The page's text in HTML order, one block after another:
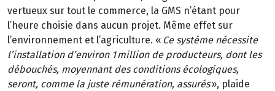
vertueux sur tout le commerce, la GMS n’étant pour
l’heure choisie dans aucun projet. Même effet sur
l’environnement et l’agriculture. « Ce système nécessite
l’installation d’environ 1 million de producteurs, dont les
débouchés, moyennant des conditions écologiques,
seront, comme la juste rémunération, assurés», plaide